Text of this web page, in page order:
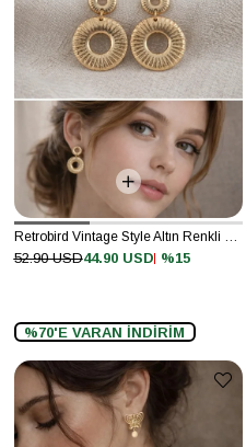
Retrobird Vintage Style Altın Renkli Tasarım Küpe
%15
44.90 USD
52.90 USD
%70'E VARAN İNDİRİM